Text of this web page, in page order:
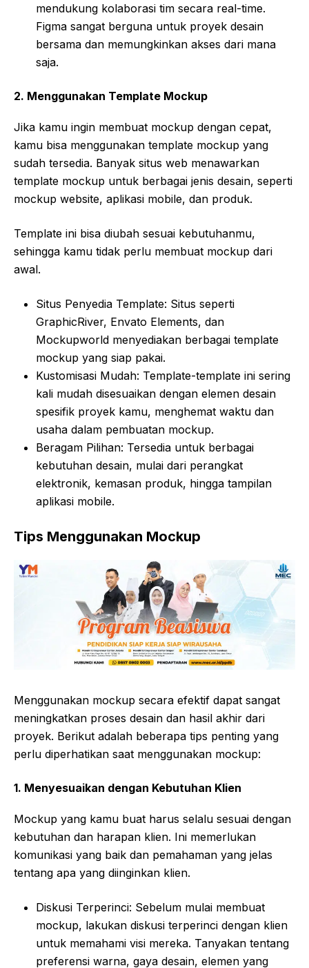
mendukung kolaborasi tim secara real-time.
Figma sangat berguna untuk proyek desain
bersama dan memungkinkan akses dari mana
saja.
2. Menggunakan Template Mockup
Jika kamu ingin membuat mockup dengan cepat,
kamu bisa menggunakan template mockup yang
sudah tersedia. Banyak situs web menawarkan
template mockup untuk berbagai jenis desain, seperti
mockup website, aplikasi mobile, dan produk.
Template ini bisa diubah sesuai kebutuhanmu,
sehingga kamu tidak perlu membuat mockup dari
awal.
Situs Penyedia Template: Situs seperti
GraphicRiver, Envato Elements, dan
Mockupworld menyediakan berbagai template
mockup yang siap pakai.
Kustomisasi Mudah: Template-template ini sering
kali mudah disesuaikan dengan elemen desain
spesifik proyek kamu, menghemat waktu dan
usaha dalam pembuatan mockup.
Beragam Pilihan: Tersedia untuk berbagai
kebutuhan desain, mulai dari perangkat
elektronik, kemasan produk, hingga tampilan
aplikasi mobile.
Tips Menggunakan Mockup
Menggunakan mockup secara efektif dapat sangat
meningkatkan proses desain dan hasil akhir dari
proyek. Berikut adalah beberapa tips penting yang
perlu diperhatikan saat menggunakan mockup:
1. Menyesuaikan dengan Kebutuhan Klien
Mockup yang kamu buat harus selalu sesuai dengan
kebutuhan dan harapan klien. Ini memerlukan
komunikasi yang baik dan pemahaman yang jelas
tentang apa yang diinginkan klien.
Diskusi Terperinci: Sebelum mulai membuat
mockup, lakukan diskusi terperinci dengan klien
untuk memahami visi mereka. Tanyakan tentang
preferensi warna, gaya desain, elemen yang